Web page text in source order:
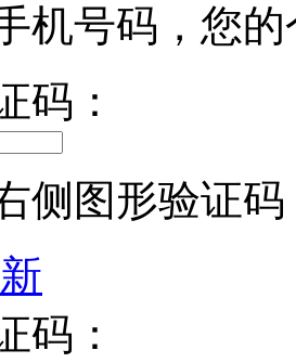
机号码，您
码：
侧图形验证码
码：